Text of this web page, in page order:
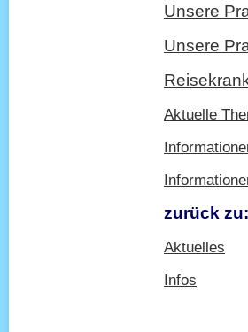
Unsere
Unsere
Aktuelle
zurück zu:
Aktuelles
Infos